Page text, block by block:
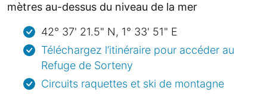
mètres au-dessus du niveau de la mer
42° 37' 21.5" N, 1° 33' 51" E
Téléchargez l’itinéraire pour accéder au
Refuge de Sorteny
Circuits raquettes et ski de montagne